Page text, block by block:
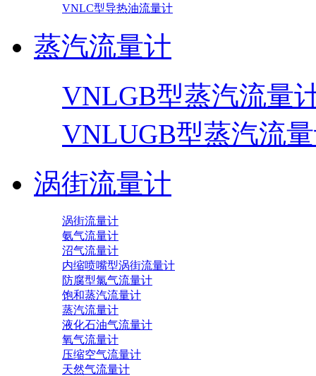
VNLC型导热油流量计
蒸汽流量计
VNLGB型蒸汽流量
VNLUGB型蒸汽流
涡街流量计
涡街流量计
氨气流量计
沼气流量计
内缩喷嘴型涡街流量计
防腐型氯气流量计
饱和蒸汽流量计
蒸汽流量计
液化石油气流量计
氧气流量计
压缩空气流量计
天然气流量计